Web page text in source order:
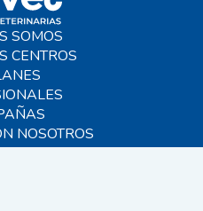
SOMOS
CENTROS
NOSOTROS